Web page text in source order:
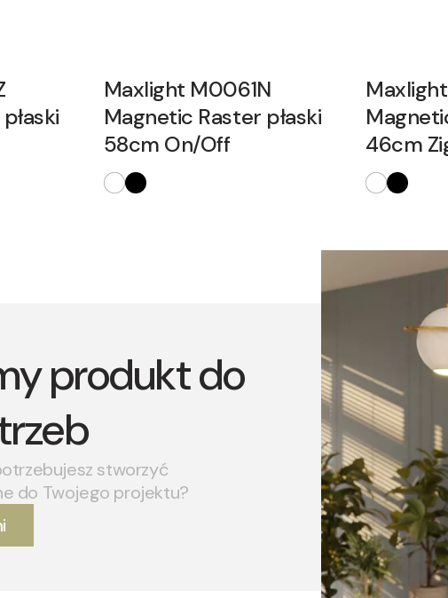
Maxlight M0061N
Magnetic Raster płaski
58cm On/Off
46cm
produkt do
stworzyć
do Twojego projektu?